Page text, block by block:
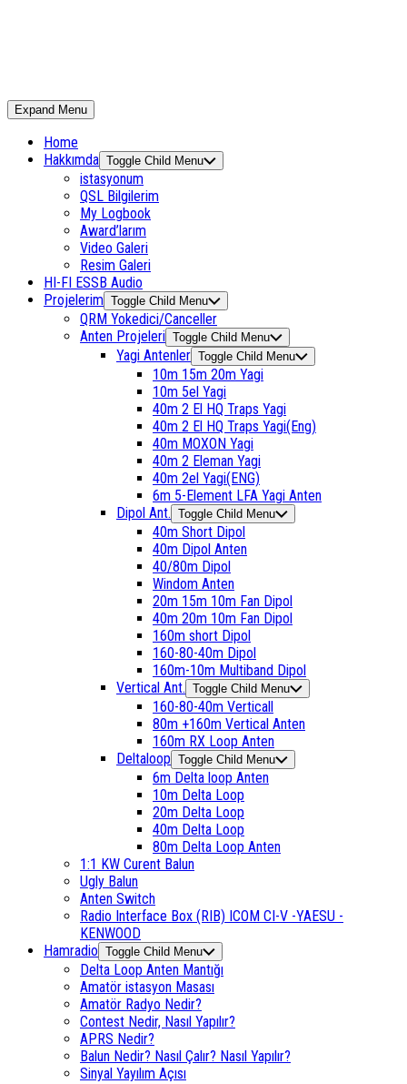
Expand Menu
Home
Hakkımda Toggle Child Menu
istasyonum
QSL Bilgilerim
My Logbook
Award’larım
Video Galeri
Resim Galeri
HI-FI ESSB Audio
Projelerim Toggle Child Menu
QRM Yokedici/Canceller
Anten Projeleri Toggle Child Menu
Yagi Antenler Toggle Child Menu
10m 15m 20m Yagi
10m 5el Yagi
40m 2 El HQ Traps Yagi
40m 2 El HQ Traps Yagi(Eng)
40m MOXON Yagi
40m 2 Eleman Yagi
40m 2el Yagi(ENG)
6m 5-Element LFA Yagi Anten
Dipol Ant. Toggle Child Menu
40m Short Dipol
40m Dipol Anten
40/80m Dipol
Windom Anten
20m 15m 10m Fan Dipol
40m 20m 10m Fan Dipol
160m short Dipol
160-80-40m Dipol
160m-10m Multiband Dipol
Vertical Ant. Toggle Child Menu
160-80-40m Verticall
80m +160m Vertical Anten
160m RX Loop Anten
Deltaloop Toggle Child Menu
6m Delta loop Anten
10m Delta Loop
20m Delta Loop
40m Delta Loop
80m Delta Loop Anten
1:1 KW Curent Balun
Ugly Balun
Anten Switch
Radio Interface Box (RIB) ICOM CI-V -YAESU -
KENWOOD
Hamradio Toggle Child Menu
Delta Loop Anten Mantığı
Amatör istasyon Masası
Amatör Radyo Nedir?
Contest Nedir, Nasıl Yapılır?
APRS Nedir?
Balun Nedir? Nasıl Çalır? Nasıl Yapılır?
Sinyal Yayılım Açısı